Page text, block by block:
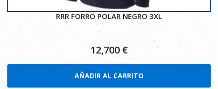
RRR FORRO POLAR NEGRO 3XL
12,700 €
AÑADIR AL CARRITO